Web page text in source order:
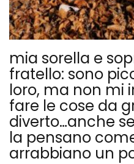
mia sorella e
fratello: sono
loro, ma non mi
fare le cose da
diverto…anche
la pensano
arrabbiano un